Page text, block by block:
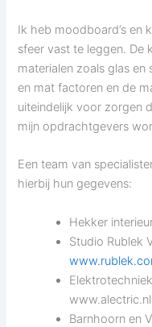
Ik heb moodboard’s en
sfeer vast te leggen. De
materialen zoals glas
en mat factoren en de
uiteindelijk voor zorgen
mijn opdrachtgevers
Een team van
hierbij hun gegevens:
Hekker
Studio Rublek
www.alectric.nl
Barnhoorn en